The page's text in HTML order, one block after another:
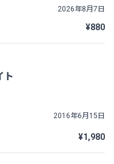
¥880
2026年8月7日
ト
¥1,980
2016年6月15日